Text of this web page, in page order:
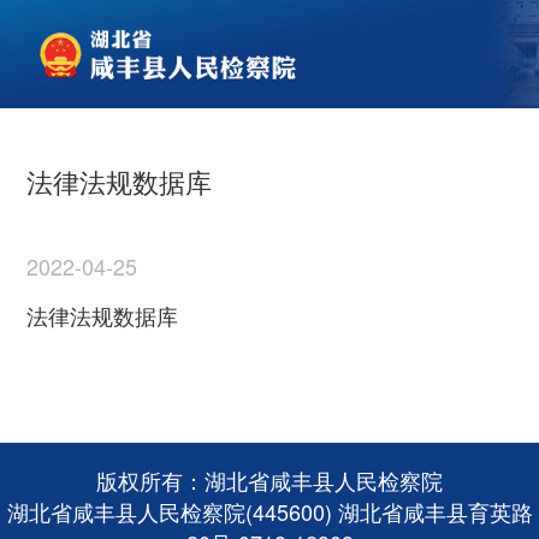
法律法规数据库
2022-04-25
法律法规数据库
版权所有：湖北省咸丰县人民检察院
湖北省咸丰县人民检察院(445600) 湖北省咸丰县育英路